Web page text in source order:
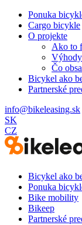
Ponuka
Cargo bicykle
O projekte
Ako to
Výhody
Čo
Bicykel ako
Partnerské
info@bikeleasing.sk
SK
CZ
Bicykel ako
Ponuka
Bike mobility
Bikeep
Partnerské